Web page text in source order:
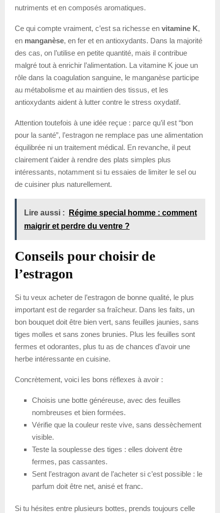
nutriments et en composés aromatiques.
Ce qui compte vraiment, c’est sa richesse en vitamine K,
en manganèse, en fer et en antioxydants. Dans la majorité
des cas, on l’utilise en petite quantité, mais il contribue
malgré tout à enrichir l’alimentation. La vitamine K joue un
rôle dans la coagulation sanguine, le manganèse participe
au métabolisme et au maintien des tissus, et les
antioxydants aident à lutter contre le stress oxydatif.
Attention toutefois à une idée reçue : parce qu’il est “bon
pour la santé”, l’estragon ne remplace pas une alimentation
équilibrée ni un traitement médical. En revanche, il peut
clairement t’aider à rendre des plats simples plus
intéressants, notamment si tu essaies de limiter le sel ou
de cuisiner plus naturellement.
Lire aussi :
Régime special homme : comment
maigrir et perdre du ventre ?
Conseils pour choisir de
l’estragon
Si tu veux acheter de l’estragon de bonne qualité, le plus
important est de regarder sa fraîcheur. Dans les faits, un
bon bouquet doit être bien vert, sans feuilles jaunies, sans
tiges molles et sans zones brunies. Plus les feuilles sont
fermes et odorantes, plus tu as de chances d’avoir une
herbe intéressante en cuisine.
Concrètement, voici les bons réflexes à avoir :
Choisis une botte généreuse, avec des feuilles
nombreuses et bien formées.
Vérifie que la couleur reste vive, sans dessèchement
visible.
Teste la souplesse des tiges : elles doivent être
fermes, pas cassantes.
Sent l’estragon avant de l’acheter si c’est possible : le
parfum doit être net, anisé et franc.
Si tu hésites entre plusieurs bottes, prends toujours celle